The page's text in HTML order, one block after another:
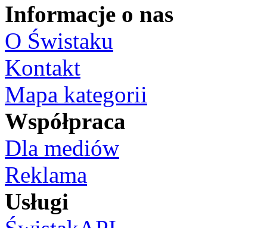
Informacje o nas
O Świstaku
Kontakt
Mapa kategorii
Współpraca
Dla mediów
Reklama
Usługi